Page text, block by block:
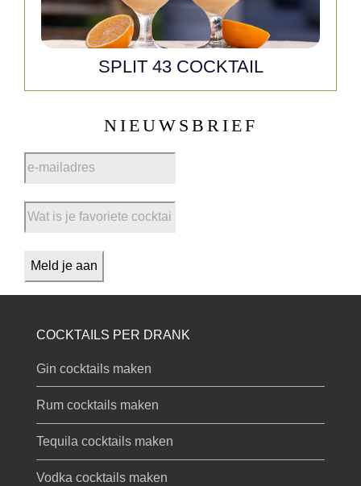
SPLIT 43 COCKTAIL
NIEUWSBRIEF
COCKTAILS PER DRANK
Gin cocktails maken
Rum cocktails maken
Tequila cocktails maken
Vodka cocktails maken